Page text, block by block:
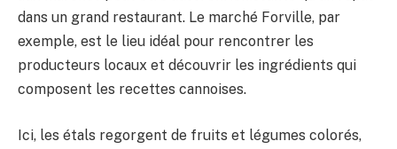
dans un grand restaurant. Le marché Forville, par
exemple, est le lieu idéal pour rencontrer les
producteurs locaux et découvrir les ingrédients qui
composent les recettes cannoises.
Ici, les étals regorgent de fruits et légumes colorés,